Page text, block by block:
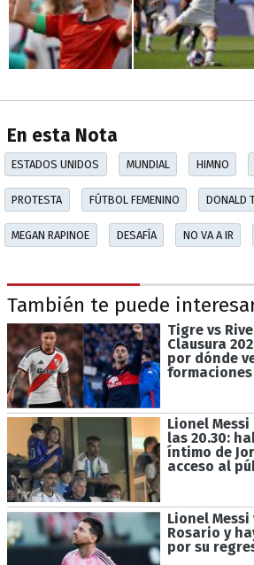
En esta Nota
ESTADOS UNIDOS MUNDIAL HIMNO
PROTESTA FÚTBOL FEMENINO DONALD
MEGAN RAPINOE DESAFÍA NO VA A IR
También te puede
Tigre vs
Clausura
por dónde
formaciones
Lionel
las 20.30:
íntimo de
acceso al
Lionel
Rosario y
por su